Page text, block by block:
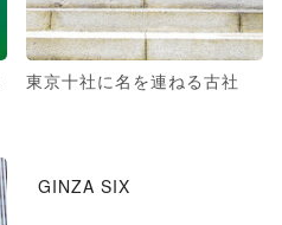
東京十社に名を連ねる古社
GINZA SIX